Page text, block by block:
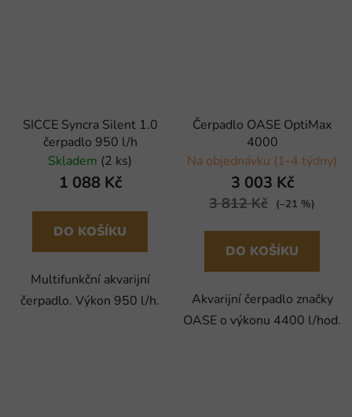
SICCE Syncra Silent 1.0
čerpadlo 950 l/h
Skladem (2 ks)
1 088 Kč
DO KOŠÍKU
Multifunkční akvarijní
čerpadlo. Výkon 950 l/h.
Čerpadlo OASE OptiMax
4000
Na objednávku (1-4 týdny)
3 003 Kč
3 812 Kč (–21 %)
DO KOŠÍKU
Akvarijní čerpadlo značky
OASE o výkonu 4400 l/hod.